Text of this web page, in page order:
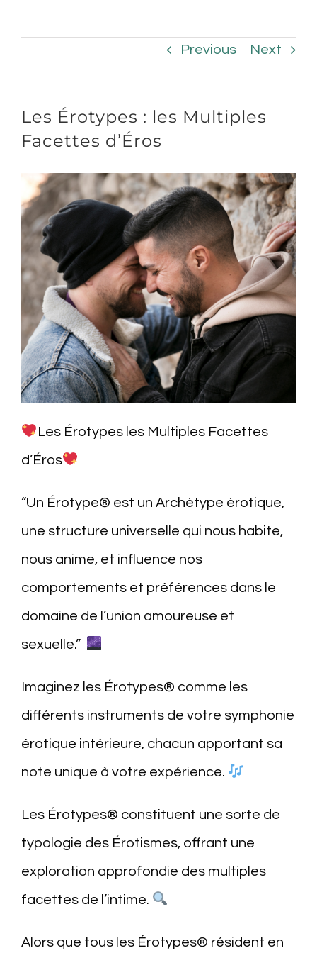
Previous Next
Les Érotypes : les Multiples
Facettes d’Éros
Les Érotypes les Multiples Facettes
d’Éros
“Un Érotype® est un Archétype érotique,
une structure universelle qui nous habite,
nous anime, et influence nos
comportements et préférences dans le
domaine de l’union amoureuse et
sexuelle.”
Imaginez les Érotypes® comme les
différents instruments de votre symphonie
érotique intérieure, chacun apportant sa
note unique à votre expérience.
Les Érotypes® constituent une sorte de
typologie des Érotismes, offrant une
exploration approfondie des multiples
facettes de l’intime.
Alors que tous les Érotypes® résident en